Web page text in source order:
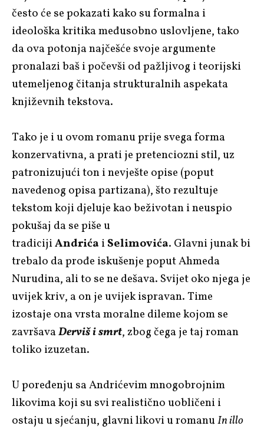
često će se pokazati kako su formalna i
ideološka kritika međusobno uslovljene, tako
da ova potonja najčešće svoje argumente
pronalazi baš i počevši od pažljivog i teorijski
utemeljenog čitanja strukturalnih aspekata
književnih tekstova.
Tako je i u ovom romanu prije svega forma
konzervativna, a prati je pretenciozni stil, uz
patronizujući ton i nevješte opise (poput
navedenog opisa partizana), što rezultuje
tekstom koji djeluje kao beživotan i neuspio
pokušaj da se piše u
tradicijiAndrićaiSelimovića. Glavni junak bi
trebalo da prođe iskušenje poput Ahmeda
Nurudina, ali to se ne dešava. Svijet oko njega je
uvijek kriv, a on je uvijek ispravan. Time
izostaje ona vrsta moralne dileme kojom se
završavaDerviš i smrt, zbog čega je taj roman
toliko izuzetan.
U poređenju sa Andrićevim mnogobrojnim
likovima koji su svi realistično uobličeni i
ostaju u sjećanju, glavni likovi u romanuIn illo